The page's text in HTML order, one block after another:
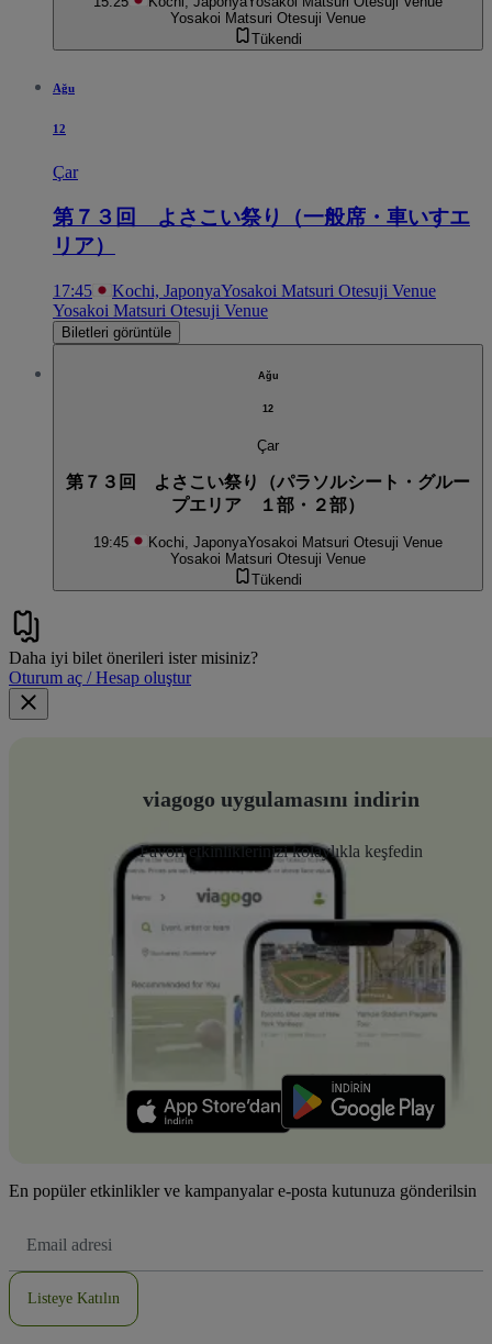
Yosakoi Matsuri Otesuji Venue
Tükendi
Ağu
12
Çar
第７３回 よさこい祭り（一般席・車いすエ
リア）
17:45 Kochi, JaponyaYosakoi Matsuri Otesuji Venue
Yosakoi Matsuri Otesuji Venue
Biletleri görüntüle
Ağu
12
Çar
第７３回 よさこい祭り（パラソルシート・グルー
プエリア １部・２部）
19:45 Kochi, JaponyaYosakoi Matsuri Otesuji Venue
Yosakoi Matsuri Otesuji Venue
Tükendi
Daha iyi bilet önerileri ister misiniz?
Oturum aç / Hesap oluştur
viagogo uygulamasını indirin
Favori etkinliklerinizi kolaylıkla keşfedin
En popüler etkinlikler ve kampanyalar e-posta kutunuza gönderilsin
posta
Listeye Katılın